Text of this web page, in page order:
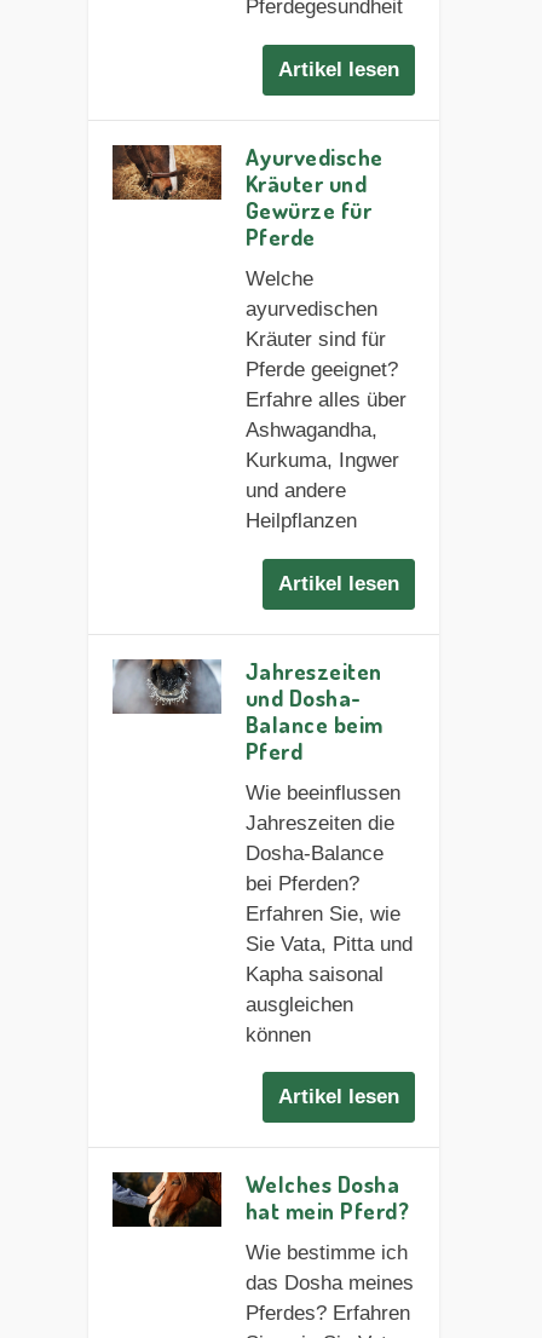
Pferdegesundheit
Artikel lesen
Ayurvedische
Kräuter und
Gewürze für
Pferde
Welche
ayurvedischen
Kräuter sind für
Pferde geeignet?
Erfahre alles über
Ashwagandha,
Kurkuma, Ingwer
und andere
Heilpflanzen
Artikel lesen
Jahreszeiten
und Dosha-
Balance beim
Pferd
Wie beeinflussen
Jahreszeiten die
Dosha-Balance
bei Pferden?
Erfahren Sie, wie
Sie Vata, Pitta und
Kapha saisonal
ausgleichen
können
Artikel lesen
Welches Dosha
hat mein Pferd?
Wie bestimme ich
das Dosha meines
Pferdes? Erfahren